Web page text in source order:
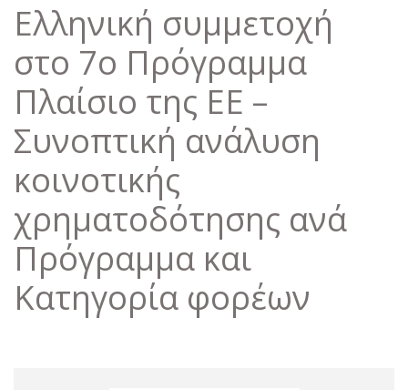
Ελληνική συμμετοχή
στο 7ο Πρόγραμμα
Πλαίσιο της ΕΕ –
Συνοπτική ανάλυση
κοινοτικής
χρηματοδότησης ανά
Πρόγραμμα και
Κατηγορία φορέων